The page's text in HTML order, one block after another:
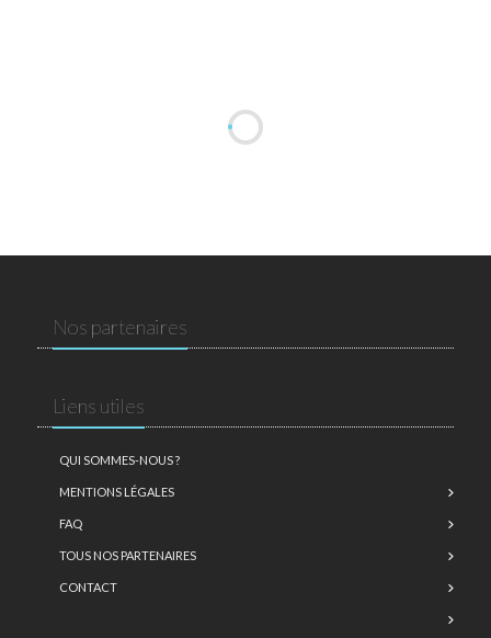
Nos partenaires
Liens utiles
QUI SOMMES-NOUS ?
MENTIONS LÉGALES
FAQ
TOUS NOS PARTENAIRES
CONTACT